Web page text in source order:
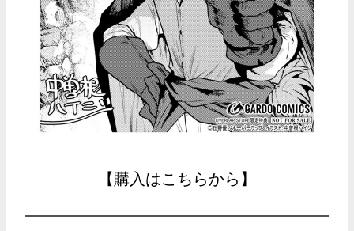
【購入はこちらから】